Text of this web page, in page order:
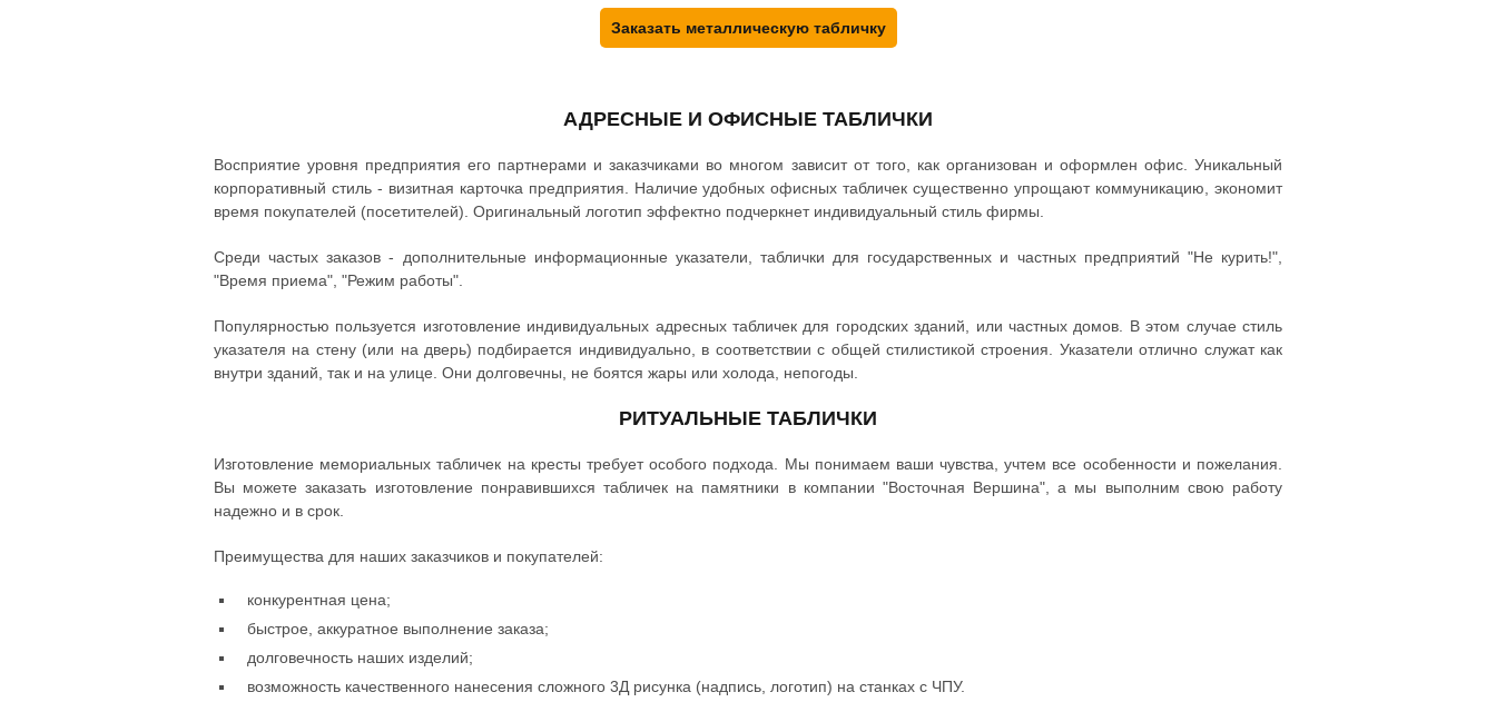
Заказать металлическую табличку
АДРЕСНЫЕ И ОФИСНЫЕ ТАБЛИЧКИ
Восприятие уровня предприятия его партнерами и заказчиками во многом зависит от того, как организован и оформлен офис. Уникальный
корпоративный стиль - визитная карточка предприятия. Наличие удобных офисных табличек существенно упрощают коммуникацию, экономит
время покупателей (посетителей). Оригинальный логотип эффектно подчеркнет индивидуальный стиль фирмы.
Среди частых заказов - дополнительные информационные указатели, таблички для государственных и частных предприятий "Не курить!",
"Время приема", "Режим работы".
Популярностью пользуется изготовление индивидуальных адресных табличек для городских зданий, или частных домов. В этом случае стиль
указателя на стену (или на дверь) подбирается индивидуально, в соответствии с общей стилистикой строения. Указатели отлично служат как
внутри зданий, так и на улице. Они долговечны, не боятся жары или холода, непогоды.
РИТУАЛЬНЫЕ ТАБЛИЧКИ
Изготовление мемориальных табличек на кресты требует особого подхода. Мы понимаем ваши чувства, учтем все особенности и пожелания.
Вы можете заказать изготовление понравившихся табличек на памятники в компании "Восточная Вершина", а мы выполним свою работу
надежно и в срок.
Преимущества для наших заказчиков и покупателей:
конкурентная цена;
быстрое, аккуратное выполнение заказа;
долговечность наших изделий;
возможность качественного нанесения сложного 3Д рисунка (надпись, логотип) на станках с ЧПУ.